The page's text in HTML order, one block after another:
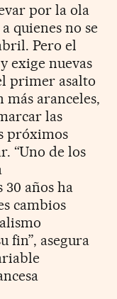
por la ola
quienes no se
Pero el
exige nuevas
primer asalto
más aranceles,
las
próximos
“Uno de los
años ha
cambios
fin”, asegura